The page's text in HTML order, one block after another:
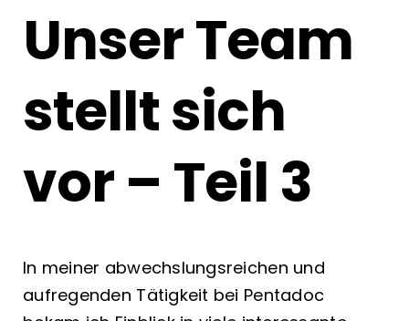
Unser Team
stellt sich
vor – Teil 3
In meiner abwechslungsreichen und
aufregenden Tätigkeit bei Pentadoc